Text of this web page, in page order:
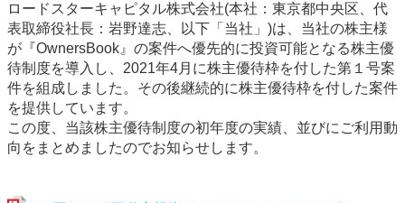
ロードスターキャピタル株式会社(本社：東京都中央区、代
表取締役社長：岩野達志、以下「当社」)は、当社の株主様
が『OwnersBook』の案件へ優先的に投資可能となる株主優
待制度を導入し、2021年4月に株主優待枠を付した第１号案
件を組成しました。その後継続的に株主優待枠を付した案件
を提供しています。
この度、当該株主優待制度の初年度の実績、並びにご利用動
向をまとめましたのでお知らせします。